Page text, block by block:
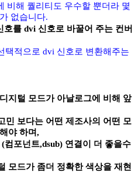
비해 퀄리티도 우수할 뿐더라 몇
없습니다.
를 dvi 신호로 바꿀어 주는 컨버
택적으로 dvi 신호로 변환해주는
지털 모드가 아날로그에 비해 앞
민 보다는 어떤 제조사의 어떤 모
야 하며,
포넌트,dsub) 연결이 더 좋을수
모드가 좀더 정확한 색상을 재현